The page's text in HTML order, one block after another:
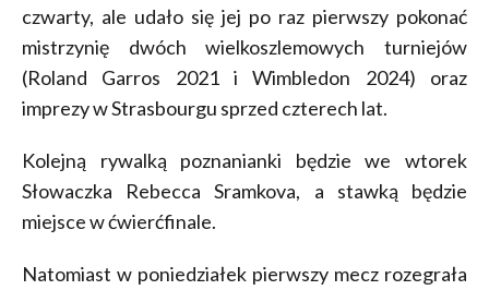
czwarty, ale udało się jej po raz pierwszy pokonać
mistrzynię dwóch wielkoszlemowych turniejów
(Roland Garros 2021 i Wimbledon 2024) oraz
imprezy w Strasbourgu sprzed czterech lat.
Kolejną rywalką poznanianki będzie we wtorek
Słowaczka Rebecca Sramkova, a stawką będzie
miejsce w ćwierćfinale.
Natomiast w poniedziałek pierwszy mecz rozegrała